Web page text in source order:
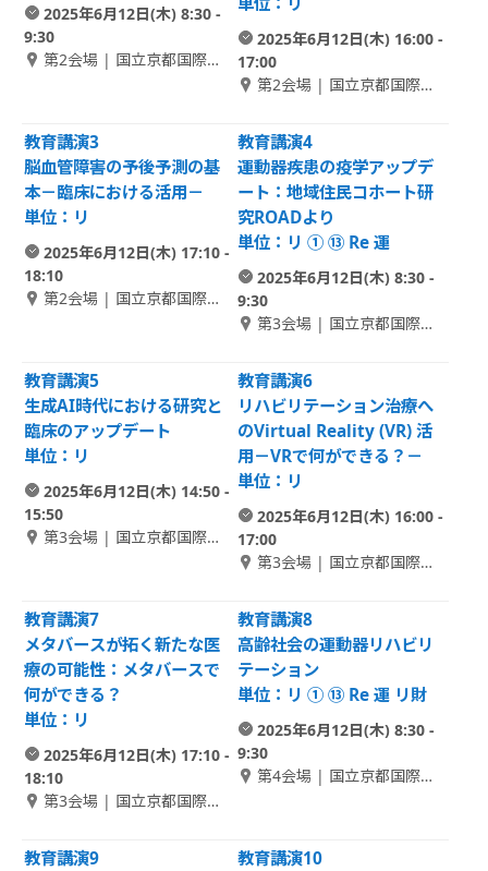
2025年6月12日(木) 8:30 -
9:30
第2会場 | 国立京都国際会
2025年6月12日(木) 16:00 -
17:00
第2会場 | 国立京都国際会
教育講演3
脳血管障害の予後予測の基
本－臨床における活用－
単位：リ
2025年6月12日(木) 17:10 -
18:10
第2会場 | 国立京都国際会
教育講演4
運動器疾患の疫学アップデ
ート：地域住民コホート研
究ROADより
単位：リ ① ⑬ Re 運
2025年6月12日(木) 8:30 -
9:30
第3会場 | 国立京都国際会
教育講演5
生成AI時代における研究と
臨床のアップデート
単位：リ
2025年6月12日(木) 14:50 -
15:50
第3会場 | 国立京都国際会
教育講演6
リハビリテーション治療へ
のVirtual Reality (VR) 活
用－VRで何ができる？－
単位：リ
2025年6月12日(木) 16:00 -
17:00
第3会場 | 国立京都国際会
教育講演7
メタバースが拓く新たな医
療の可能性：メタバースで
何ができる？
単位：リ
2025年6月12日(木) 17:10 -
18:10
第3会場 | 国立京都国際会
教育講演8
高齢社会の運動器リハビリ
テーション
単位：リ ① ⑬ Re 運 リ財
2025年6月12日(木) 8:30 -
9:30
第4会場 | 国立京都国際会
教育講演9 教育講演10